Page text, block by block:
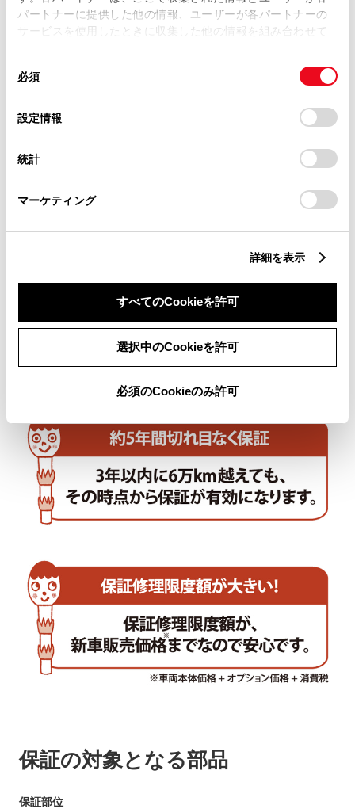
パートナーに提供した他の情報、ユーザーが各パートナーの
サービスを使用したときに収集した他の情報を組み合わせて
使用することがあります。当ウェブサイトの使用を続行する
デバイスにすべてのCookie(クッキー)が保存されることに同
意したことになります。Cookie(クッキー)のオプトアウト、
設定の変更、同意を撤回したりするにあたっては、当社の
「Cookie（クッキー）情報の取り扱いについて
」をご覧くだ
必須
設定情報
統計
マーケティング
詳細を表示
すべてのCookieを許可
選択中のCookieを許可
必須のCookieのみ許可
保証の対象となる部品
保証部位